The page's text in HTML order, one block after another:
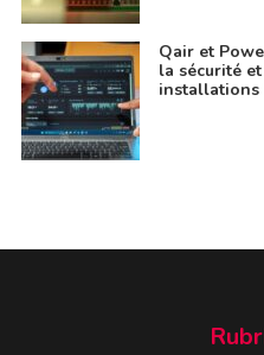
Qair et
la sécurité
installations